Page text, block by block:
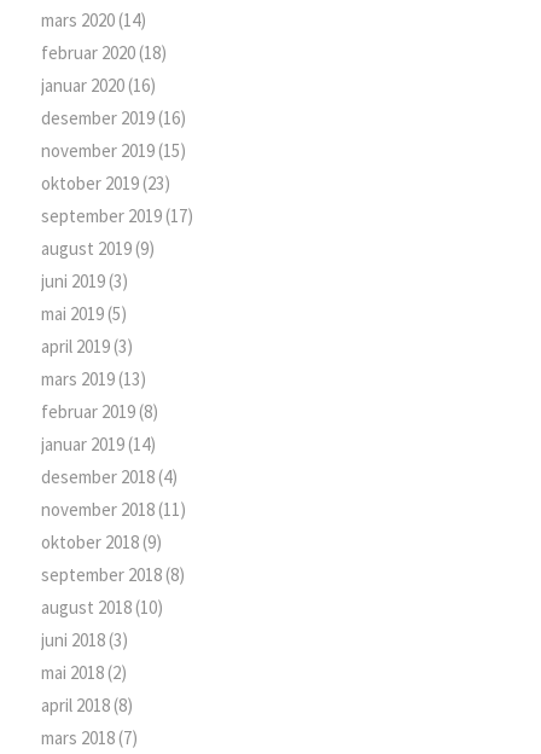
mars 2020(14)
februar 2020(18)
januar 2020(16)
desember 2019(16)
november 2019(15)
oktober 2019(23)
september 2019(17)
august 2019(9)
juni 2019(3)
mai 2019(5)
april 2019(3)
mars 2019(13)
februar 2019(8)
januar 2019(14)
desember 2018(4)
november 2018(11)
oktober 2018(9)
september 2018(8)
august 2018(10)
juni 2018(3)
mai 2018(2)
april 2018(8)
mars 2018(7)